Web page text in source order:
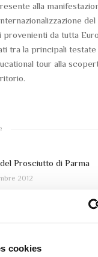
cookies
alla
da tutta
tra la principali
tour alla
Prosciutto di Parma
2012
al Festival del